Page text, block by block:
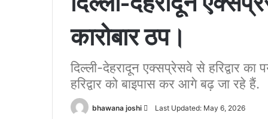
कारोबार ठप।
दिल्ली-देहरादून एक्सप्रेसवे से हरिद्वार का
हरिद्वार को बाइपास कर आगे बढ़ जा रहे हैं.
bhawana joshi
Send
Last Updated: May 6, 2026
कोटद्वार
के
दुगड्डा
पर
हादसा,
को November 16, 2023